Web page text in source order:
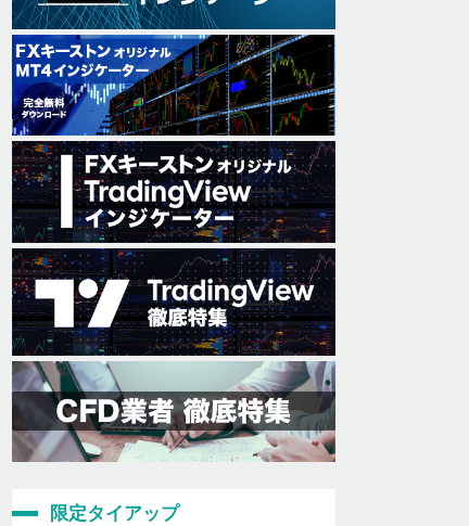
限定タイアップ